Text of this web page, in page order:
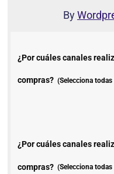
By
¿Por cuáles canales
compras? (Selecciona
¿Por cuáles canales
compras? (Selecciona